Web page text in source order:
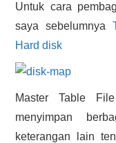
Untuk cara
saya sebelumnya
Hard disk
Master Table
menyimpan
keterangan lain